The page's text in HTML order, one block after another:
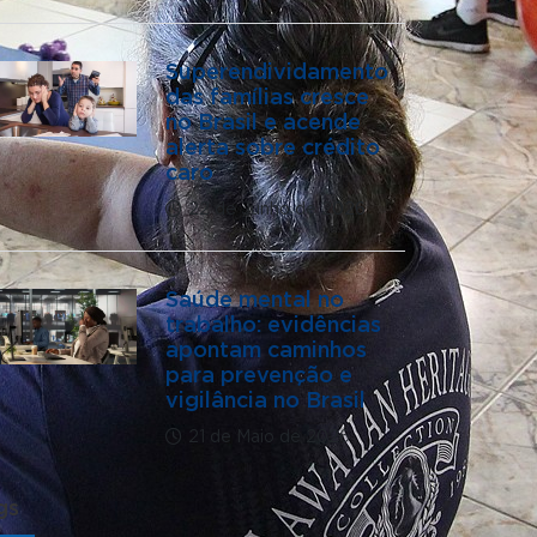
Superendividamento
das famílias cresce
no Brasil e acende
alerta sobre crédito
caro
22 de Junho de 2026
Saúde mental no
trabalho: evidências
apontam caminhos
para prevenção e
vigilância no Brasil
21 de Maio de 2026